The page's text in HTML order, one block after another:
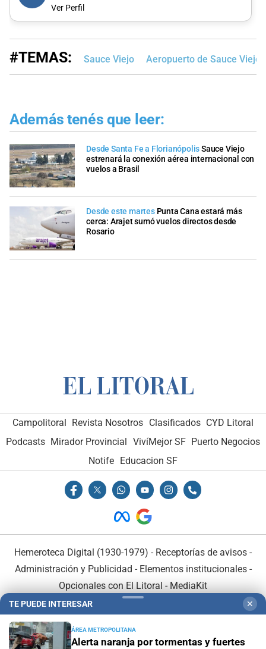
Ver Perfil
#TEMAS: Sauce Viejo Aeropuerto de Sauce Viejo
Además tenés que leer:
Desde Santa Fe a FlorianópolisSauce Viejo
estrenará la conexión aérea internacional con
vuelos a Brasil
Desde este martes Punta Cana estará más
cerca: Arajet sumó vuelos directos desde
Rosario
Campolitoral Revista Nosotros Clasificados CYD Litoral
Podcasts Mirador Provincial VivíMejor SF Puerto Negocios
Notife
Educacion SF
Hemeroteca Digital (1930-1979) - Receptorías de avisos -
Administración y Publicidad - Elementos institucionales-
Opcionales con El Litoral - MediaKit
TE PUEDE INTERESAR ✕
ÁREA METROPOLITANA
Alerta naranja por tormentas y fuertes